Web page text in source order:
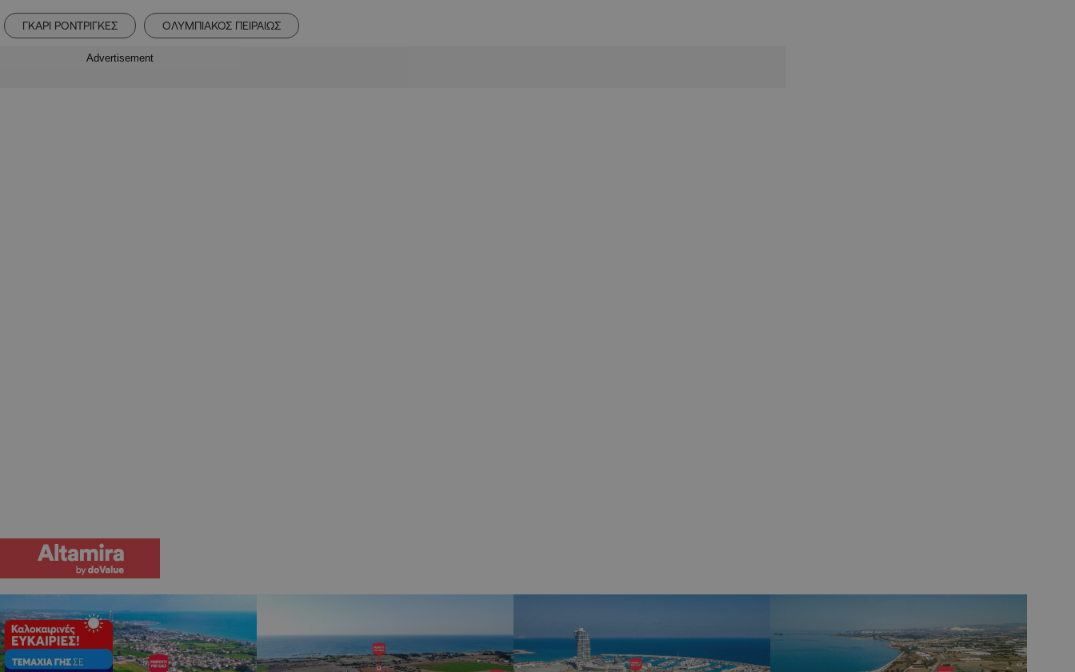
ΓΚΑΡΙ ΡΟΝΤΡΙΓΚΕΣ ΟΛΥΜΠΙΑΚΟΣ ΠΕΙΡΑΙΩΣ
Advertisement